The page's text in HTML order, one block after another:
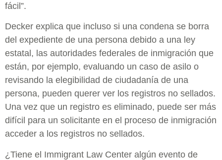
fácil”.
Decker explica que incluso si una condena se borra
del expediente de una persona debido a una ley
estatal, las autoridades federales de inmigración que
están, por ejemplo, evaluando un caso de asilo o
revisando la elegibilidad de ciudadanía de una
persona, pueden querer ver los registros no sellados.
Una vez que un registro es eliminado, puede ser más
difícil para un solicitante en el proceso de inmigración
acceder a los registros no sellados.
¿Tiene el Immigrant Law Center algún evento de